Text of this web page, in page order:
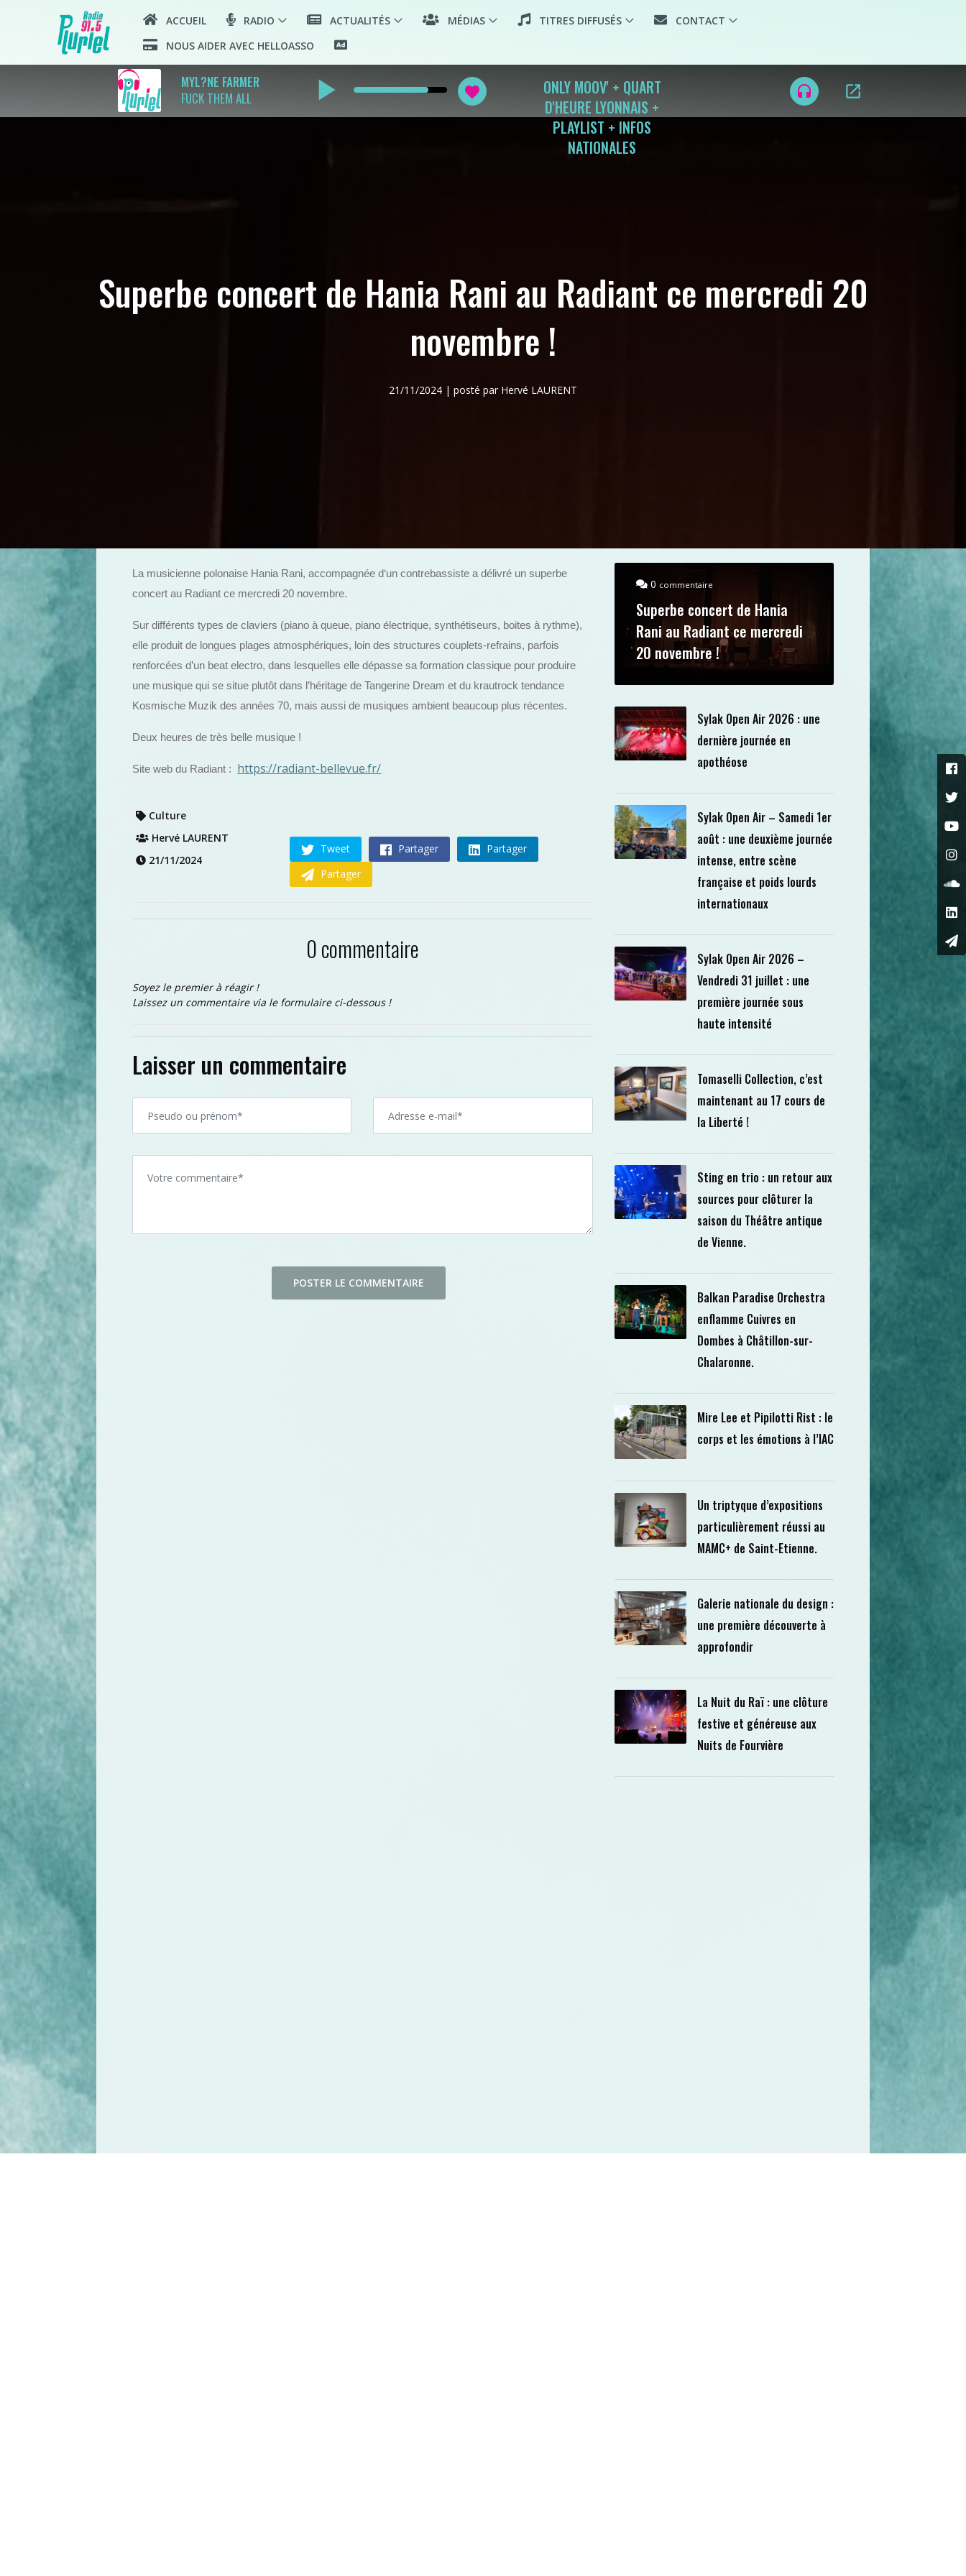
ACCUEIL RADIO ACTUALITÉS MÉDIAS TITRES DIFFUSÉS
CONTACT
NOUS AIDER AVEC HELLOASSO
MYL?NE FARMER
FUCK THEM ALL
play_arrow favorite
ONLY MOOV' + QUART
D'HEURE LYONNAIS +
PLAYLIST + INFOS
NATIONALES
headset open_in_new
Superbe concert de Hania Rani au Radiant ce mercredi 20
novembre !
21/11/2024 | posté par Hervé LAURENT
La musicienne polonaise Hania Rani, accompagnée d‘un contrebassiste a délivré un superbe
concert au Radiant ce mercredi 20 novembre.
Sur différents types de claviers (piano à queue, piano électrique, synthétiseurs, boites à rythme),
elle produit de longues plages atmosphériques, loin des structures couplets-refrains, parfois
renforcées d’un beat electro, dans lesquelles elle dépasse sa formation classique pour produire
une musique qui se situe plutôt dans l’héritage de Tangerine Dream et du krautrock tendance
Kosmische Muzik des années 70, mais aussi de musiques ambient beaucoup plus récentes.
Deux heures de très belle musique !
Site web du Radiant : https://radiant-bellevue.fr/
Culture
Hervé LAURENT
21/11/2024
Tweet Partager
Partager
Partager
0 commentaire
Soyez le premier à réagir !
Laissez un commentaire via le formulaire ci-dessous !
Laisser un commentaire
0 commentaire
Superbe concert de Hania
Rani au Radiant ce mercredi
20 novembre !
Sylak Open Air 2026 : une
dernière journée en
apothéose
Sylak Open Air – Samedi 1er
août : une deuxième journée
intense, entre scène
française et poids lourds
internationaux
Sylak Open Air 2026 –
Vendredi 31 juillet : une
première journée sous
haute intensité
Tomaselli Collection, c’est
maintenant au 17 cours de
la Liberté !
Sting en trio : un retour aux
sources pour clôturer la
saison du Théâtre antique
de Vienne.
Balkan Paradise Orchestra
enflamme Cuivres en
Dombes à Châtillon-sur-
Chalaronne.
Mire Lee et Pipilotti Rist : le
corps et les émotions à l’IAC
Un triptyque d’expositions
particulièrement réussi au
MAMC+ de Saint-Etienne.
Galerie nationale du design :
une première découverte à
approfondir
La Nuit du Raï : une clôture
festive et généreuse aux
Nuits de Fourvière